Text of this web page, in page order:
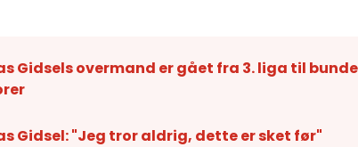
Gidsels overmand er gået fra 3. liga til
Gidsel: "Jeg tror aldrig, dette er sket før"